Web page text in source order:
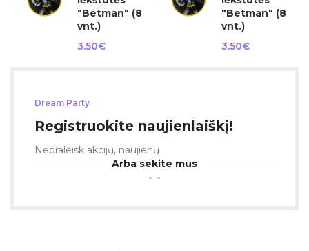
"Betman" (8
vnt.)
3.50€
"Betman" (8
vnt.)
3.50€
Dream Party
Registruokite naujienlaiškį!
Nepraleisk akcijų, naujienų
Arba sekite mus